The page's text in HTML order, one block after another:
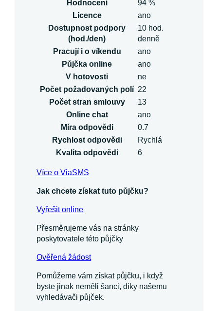
Hodnocení
94 %
Licence
ano
Dostupnost podpory
(hod./den)
10 hod.
denně
Pracují i o víkendu
ano
Půjčka online
ano
V hotovosti
ne
Počet požadovaných polí 22
Počet stran smlouvy
13
Online chat
ano
Míra odpovědi
0.7
Rychlost odpovědi
Rychlá
Kvalita odpovědi
6
Více o ViaSMS
Jak chcete získat tuto půjčku?
Vyřešit online
Přesměrujeme vás na stránky
poskytovatele této půjčky
Ověřená žádost
Pomůžeme vám získat půjčku, i když
byste jinak neměli šanci, díky našemu
vyhledávači půjček.